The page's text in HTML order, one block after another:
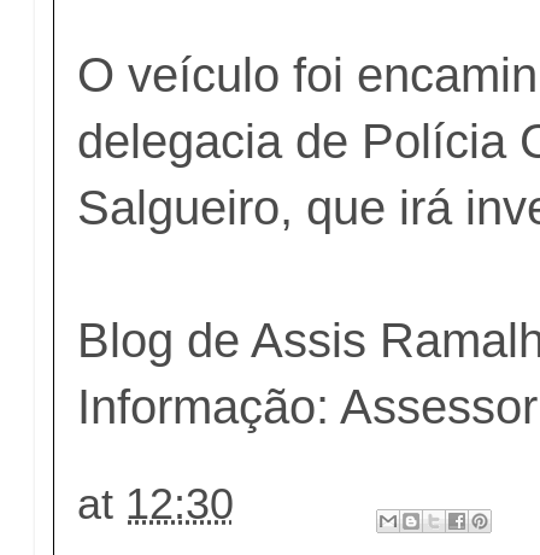
O veículo foi
delegacia de Polícia
Salgueiro, que irá
Blog de Assis
Informação:
at 12:30